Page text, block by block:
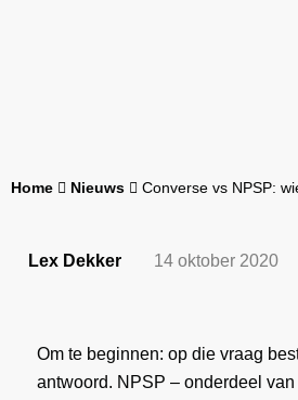
Home Nieuws Converse vs NPSP:
Lex Dekker 14 oktober 2020
Om te beginnen: op die vraag
antwoord. NPSP – onderdeel